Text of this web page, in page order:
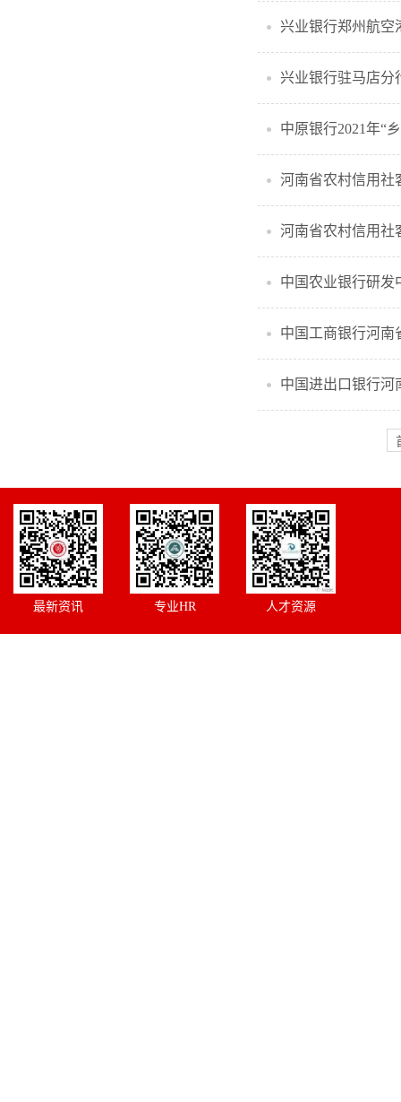
兴业银行郑州航空
兴业银行驻马店分
中原银行2021年“
河南省农村信用社
河南省农村信用社
中国农业银行研发
中国工商银行河南
中国进出口银行河
最新资讯 专业HR 人才资源